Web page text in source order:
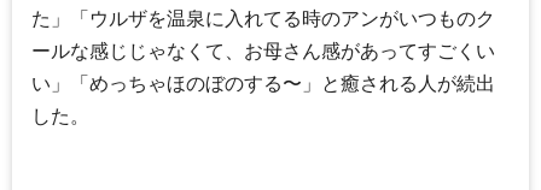
た」「ウルザを温泉に入れてる時のアンがいつものク
ールな感じじゃなくて、お母さん感があってすごくい
い」「めっちゃほのぼのする〜」と癒される人が続出
した。